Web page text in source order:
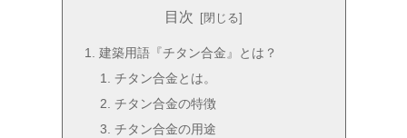
目次
建築用語『チタン合金』とは？
チタン合金とは。
チタン合金の特徴
チタン合金の用途